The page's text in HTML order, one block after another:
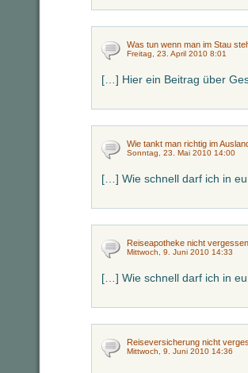
Was tun wenn man im Stau
Freitag, 23. April 2010 8:01
[…] Hier ein Beitrag über
Wie tankt man richtig im
Sonntag, 23. Mai 2010 14:00
[…] Wie schnell darf ich in
Reiseapotheke nicht
Mittwoch, 9. Juni 2010 14:33
[…] Wie schnell darf ich in
Reiseversicherung nicht
Mittwoch, 9. Juni 2010 14:36